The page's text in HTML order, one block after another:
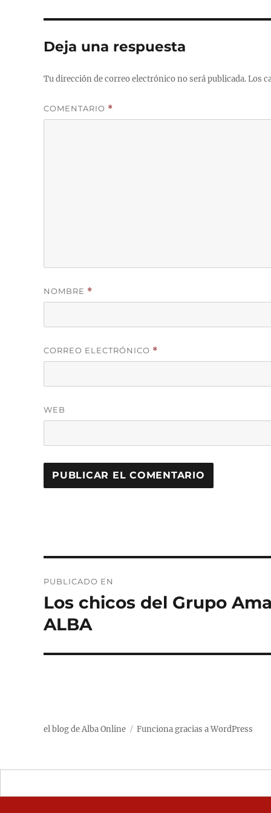
Deja una respuesta
Tu dirección de correo electrónico no será publicada.Los
COMENTARIO *
NOMBRE *
CORREO ELECTRÓNICO *
WEB
de
entradas
PUBLICADO EN
Los chicos del Grupo
ALBA
el blog de Alba Online Funciona gracias a WordPress